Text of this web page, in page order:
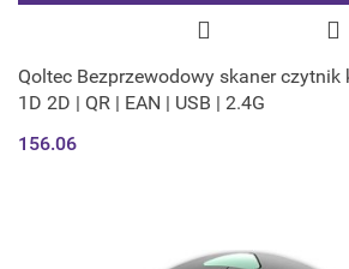
Qoltec Bezprzewodowy skaner czytnik
1D 2D | QR | EAN | USB | 2.4G
156.06